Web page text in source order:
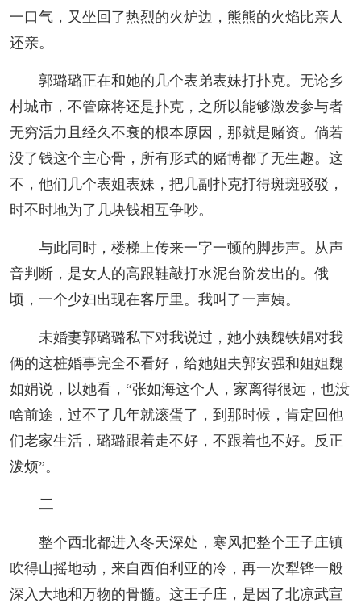
一口气，又坐回了热烈的火炉边，熊熊的火焰比亲人
还亲。
郭璐璐正在和她的几个表弟表妹打扑克。无论乡
村城市，不管麻将还是扑克，之所以能够激发参与者
无穷活力且经久不衰的根本原因，那就是赌资。倘若
没了钱这个主心骨，所有形式的赌博都了无生趣。这
不，他们几个表姐表妹，把几副扑克打得斑斑驳驳，
时不时地为了几块钱相互争吵。
与此同时，楼梯上传来一字一顿的脚步声。从声
音判断，是女人的高跟鞋敲打水泥台阶发出的。俄
顷，一个少妇出现在客厅里。我叫了一声姨。
未婚妻郭璐璐私下对我说过，她小姨魏铁娟对我
俩的这桩婚事完全不看好，给她姐夫郭安强和姐姐魏
如娟说，以她看，“张如海这个人，家离得很远，也没
啥前途，过不了几年就滚蛋了，到那时候，肯定回他
们老家生活，璐璐跟着走不好，不跟着也不好。反正
泼烦”。
二
整个西北都进入冬天深处，寒风把整个王子庄镇
吹得山摇地动，来自西伯利亚的冷，再一次犁铧一般
深入大地和万物的骨髓。这王子庄，是因了北凉武宣